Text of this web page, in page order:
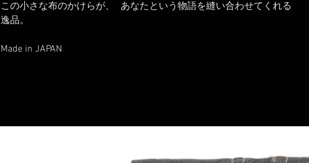
この小さな布のかけらが、 あなたという物語を縫い合わせてくれる
逸品。
​​​​​​​Made in JAPAN